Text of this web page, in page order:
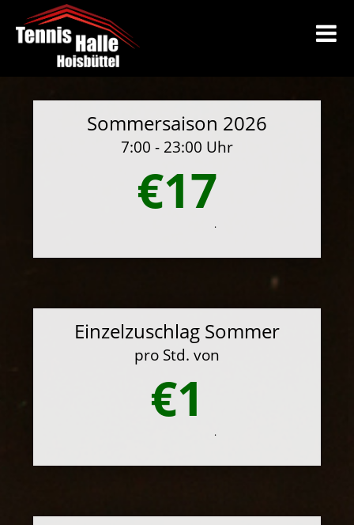
Sommersaison 2026
7:00 - 23:00 Uhr
€17
.
Einzelzuschlag Sommer
pro Std. von
€1
.